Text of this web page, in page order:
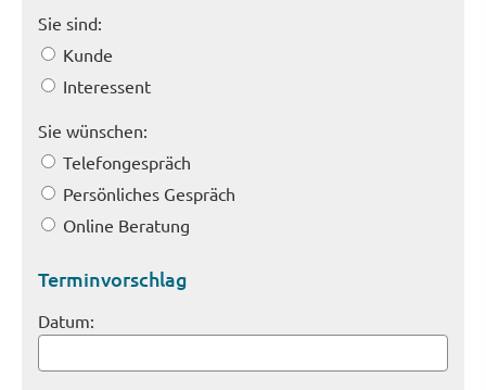
Sie sind:
Kunde
Interessent
Sie wünschen:
Telefongespräch
Persönliches Gespräch
Online Beratung
Terminvorschlag
Datum: